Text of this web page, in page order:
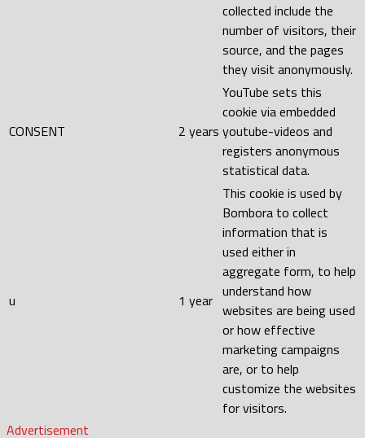
collected include the
number of visitors, their
source, and the pages
they visit anonymously.
CONSENT 2 years
YouTube sets this
cookie via embedded
youtube-videos and
registers anonymous
statistical data.
u 1 year
This cookie is used by
Bombora to collect
information that is
used either in
aggregate form, to help
understand how
websites are being used
or how effective
marketing campaigns
are, or to help
customize the websites
for visitors.
Advertisement